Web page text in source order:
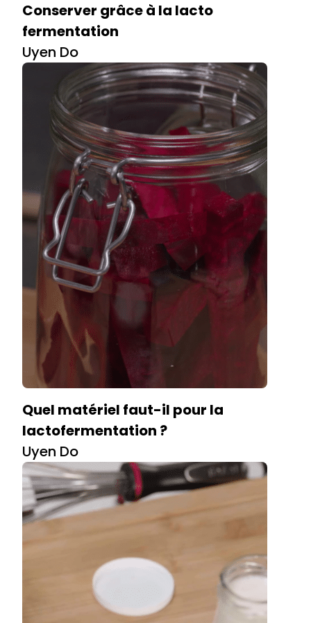
Conserver grâce à la lacto
fermentation
Uyen Do
Quel matériel faut-il pour la
lactofermentation ?
Uyen Do